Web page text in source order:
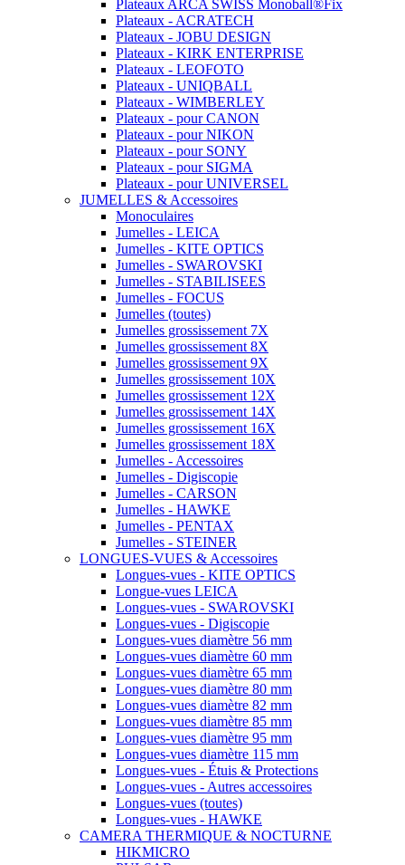
Plateaux ARCA SWISS Monoball®Fix
Plateaux - ACRATECH
Plateaux - JOBU DESIGN
Plateaux - KIRK ENTERPRISE
Plateaux - LEOFOTO
Plateaux - UNIQBALL
Plateaux - WIMBERLEY
Plateaux - pour CANON
Plateaux - pour NIKON
Plateaux - pour SONY
Plateaux - pour SIGMA
Plateaux - pour UNIVERSEL
JUMELLES & Accessoires
Monoculaires
Jumelles - LEICA
Jumelles - KITE OPTICS
Jumelles - SWAROVSKI
Jumelles - STABILISEES
Jumelles - FOCUS
Jumelles (toutes)
Jumelles grossissement 7X
Jumelles grossissement 8X
Jumelles grossissement 9X
Jumelles grossissement 10X
Jumelles grossissement 12X
Jumelles grossissement 14X
Jumelles grossissement 16X
Jumelles grossissement 18X
Jumelles - Accessoires
Jumelles - Digiscopie
Jumelles - CARSON
Jumelles - HAWKE
Jumelles - PENTAX
Jumelles - STEINER
LONGUES-VUES & Accessoires
Longues-vues - KITE OPTICS
Longue-vues LEICA
Longues-vues - SWAROVSKI
Longues-vues - Digiscopie
Longues-vues diamètre 56 mm
Longues-vues diamètre 60 mm
Longues-vues diamètre 65 mm
Longues-vues diamètre 80 mm
Longues-vues diamètre 82 mm
Longues-vues diamètre 85 mm
Longues-vues diamètre 95 mm
Longues-vues diamètre 115 mm
Longues-vues - Étuis & Protections
Longues-vues - Autres accessoires
Longues-vues (toutes)
Longues-vues - HAWKE
CAMERA THERMIQUE & NOCTURNE
HIKMICRO